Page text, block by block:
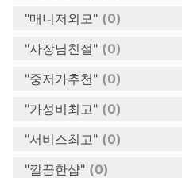
"매니저외모" (0)
"사장님친절" (0)
"중저가추천" (0)
"가성비최고" (0)
"서비스최고" (0)
"깔끔한샵" (0)